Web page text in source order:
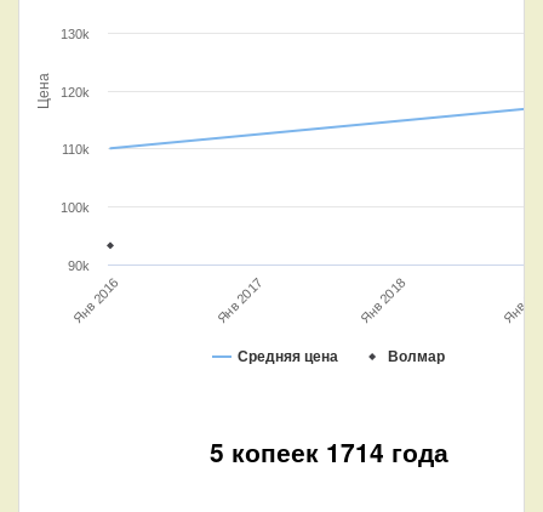
Цена
Средняя цена Волмар
Янв 2016 Янв 2017 Янв 2018 Янв
90k
100k
110k
120k
130k
5 копеек 1714 года